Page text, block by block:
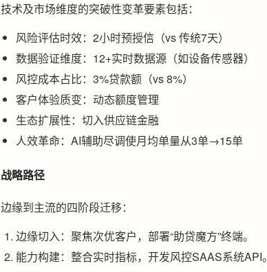
技术及市场维度的突破性变革要素包括：
风险评估时效：2小时预授信（vs 传统7天）
数据验证维度：12+实时数据源（如设备传感器）
风控成本占比：3%贷款额（vs 8%）
客户体验质变：动态额度管理
生态扩展性：切入供应链金融
人效革命：AI辅助尽调使月均单量从3单→15单
战略路径
边缘到主流的四阶段迁移：
边缘切入：聚焦次优客户，部署“助贷魔方”终端。
能力构建：整合实时指标，开发风控SAAS系统API。